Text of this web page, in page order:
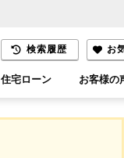
検索履歴 お
住宅ローン お客様の